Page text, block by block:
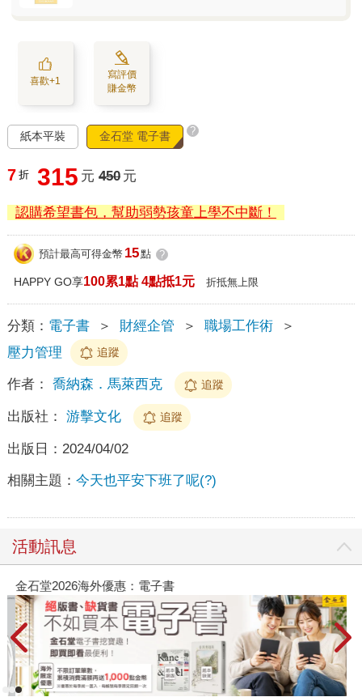
喜歡+1
寫評價
賺金幣
紙本平裝 金石堂 電子書 ?
7 折 315 元 450 元
認購希望書包，幫助弱勢孩童上學不中斷！
預計最高可得金幣 15點 ?
HAPPY GO享100累1點 4點抵1元 折抵無上限
分類： 電子書 ＞ 財經企管 ＞ 職場工作術
＞
壓力管理
追蹤
作者： 喬納森．馬萊西克 追蹤
出版社： 游擊文化 追蹤
出版日： 2024/04/02
相關主題： 今天也平安下班了呢(?)
活動訊息
金石堂2026海外優惠：電子書